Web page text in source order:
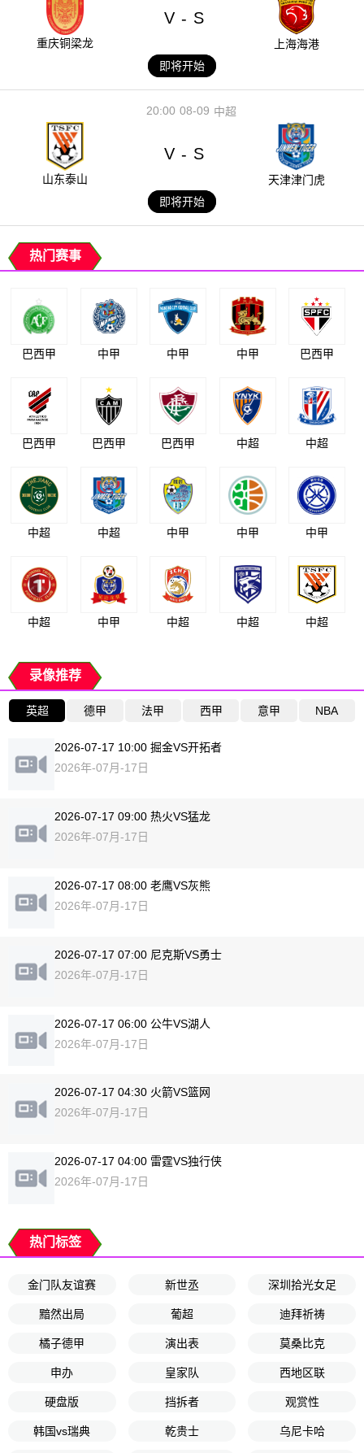
重庆铜梁龙
V - S
上海海港
即将开始
08-09
20:00 中超
山东泰山
V - S
天津津门虎
即将开始
热门赛事
巴西甲 中甲 中甲 中甲 巴西甲
巴西甲 巴西甲 巴西甲 中超 中超
中超 中超 中甲 中甲 中甲
中超 中甲 中超 中超 中超
录像推荐
英超 德甲 法甲 西甲 意甲 NBA
2026-07-17 10:00 掘金VS开拓者
2026年-07月-17日
2026-07-17 09:00 热火VS猛龙
2026年-07月-17日
2026-07-17 08:00 老鹰VS灰熊
2026年-07月-17日
2026-07-17 07:00 尼克斯VS勇士
2026年-07月-17日
2026-07-17 06:00 公牛VS湖人
2026年-07月-17日
2026-07-17 04:30 火箭VS篮网
2026年-07月-17日
2026-07-17 04:00 雷霆VS独行侠
2026年-07月-17日
热门标签
金门队友谊赛 新世丞 深圳拾光女足
黯然出局 葡超 迪拜祈祷
橘子德甲 演出表 莫桑比克
申办 皇家队 西地区联
硬盘版 挡拆者 观赏性
韩国vs瑞典 乾贵士 乌尼卡哈